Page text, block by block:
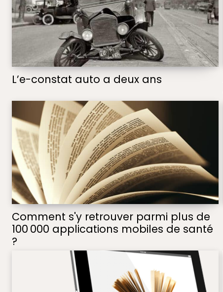
L’e-constat auto a deux ans
Comment s'y retrouver parmi plus de
100 000 applications mobiles de santé
?